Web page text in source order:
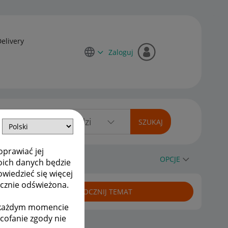
jej
danych będzie
się więcej
odświeżona.
momencie
zgody nie
Zaloguj
OPCJE
ROZPOCZNIJ TEMAT